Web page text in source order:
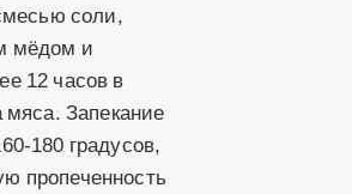
соли,
мёдом и
12 часов в
мяса. Запекание
180 градусов,
пропеченность